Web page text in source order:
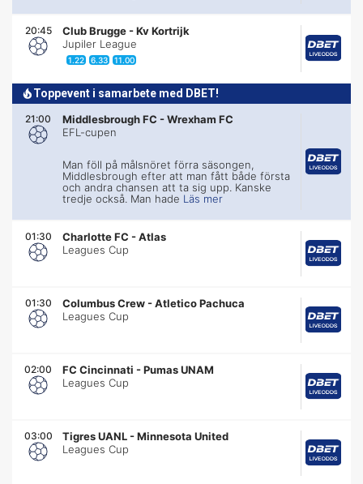
20:45 Club Brugge -Kv Kortrijk
Jupiler League
1.22 6.33 11.00
Toppevent i samarbete med DBET!
21:00 Middlesbrough FC -Wrexham FC
EFL-cupen
Man föll på målsnöret förra säsongen,
Middlesbrough efter att man fått både första
och andra chansen att ta sig upp. Kanske
tredje också. Man hade Läs mer
01:30 Charlotte FC -Atlas
Leagues Cup
01:30 Columbus Crew -Atletico Pachuca
Leagues Cup
02:00 FC Cincinnati -Pumas UNAM
Leagues Cup
03:00 Tigres UANL -Minnesota United
Leagues Cup